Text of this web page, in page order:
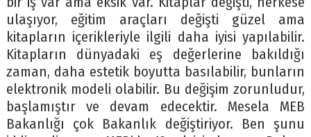
ulaşıyor, eğitim araçları değişti güzel ama
kitapların içerikleriyle ilgili daha iyisi yapılabilir.
Kitapların dünyadaki eş değerlerine bakıldığı
zaman, daha estetik boyutta basılabilir, bunların
elektronik modeli olabilir. Bu değişim zorunludur,
başlamıştır ve devam edecektir. Mesela MEB
Bakanlığı çok Bakanlık değiştiriyor. Ben şunu